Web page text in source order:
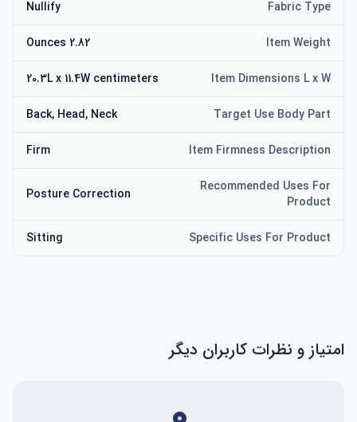
Fabric Type
Nullify
Item Weight
2.82 Ounces
Item Dimensions L x W
20.3L x 11.4W centimeters
Target Use Body Part
Back, Head, Neck
Item Firmness Description
Firm
Recommended Uses For
Product
Posture Correction
Specific Uses For Product
Sitting
امتیاز و نظرات کاربران دیگر